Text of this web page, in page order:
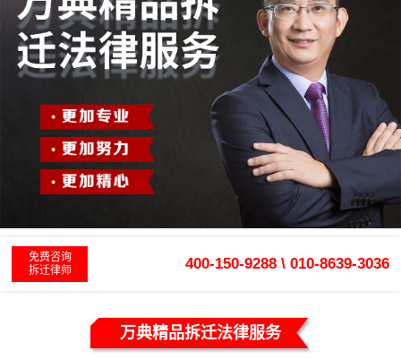
免费咨询
拆迁律师
400-150-9288 \ 010-8639-3036
万典精品拆迁法律服务